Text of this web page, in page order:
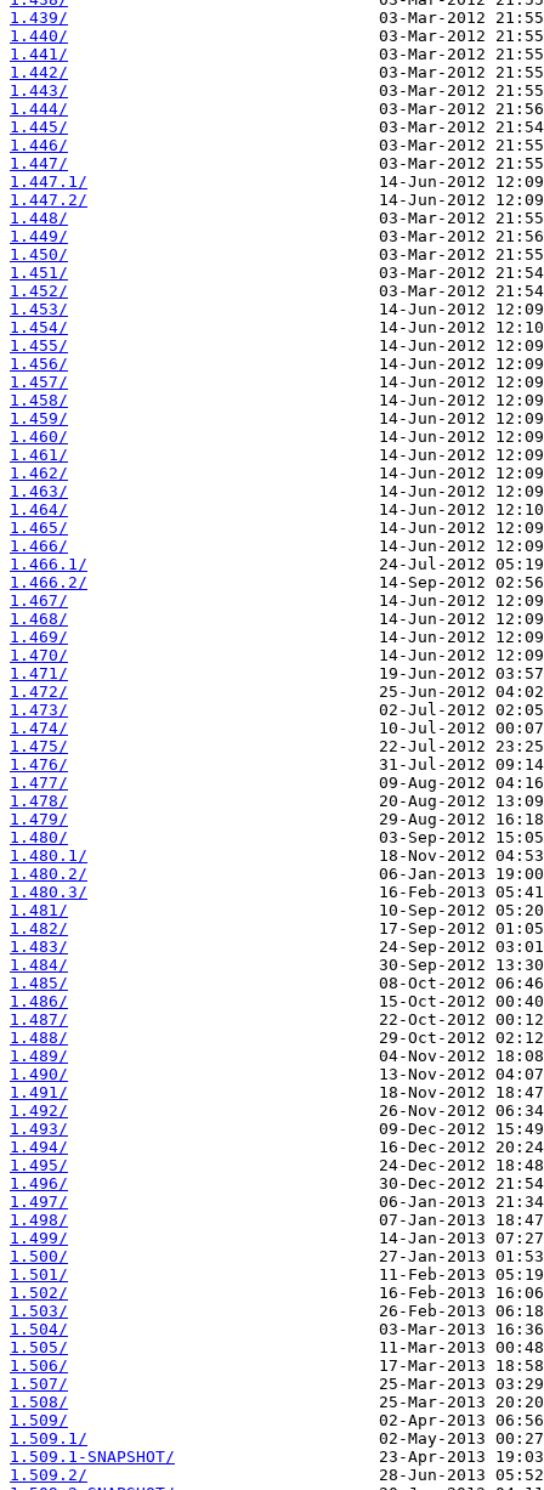
1.439/
1.440/
1.441/
1.442/
1.443/
1.444/
1.445/
1.446/
1.447/
1.447.1/
1.447.2/
1.448/
1.449/
1.450/
1.451/
1.452/
1.453/
1.454/
1.455/
1.456/
1.457/
1.458/
1.459/
1.460/
1.461/
1.462/
1.463/
1.464/
1.465/
1.466/
1.466.1/
1.466.2/
1.467/
1.468/
1.469/
1.470/
1.471/
1.472/
1.473/
1.474/
1.475/
1.476/
1.477/
1.478/
1.479/
1.480/
1.480.1/
1.480.2/
1.480.3/
1.481/
1.482/
1.483/
1.484/
1.485/
1.486/
1.487/
1.488/
1.489/
1.490/
1.491/
1.492/
1.493/
1.494/
1.495/
1.496/
1.497/
1.498/
1.499/
1.500/
1.501/
1.502/
1.503/
1.504/
1.505/
1.506/
1.507/
1.508/
1.509/
1.509.1/
1.509.1-SNAPSHOT/
1.509.2/